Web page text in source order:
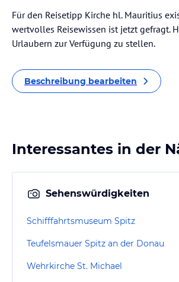
Für den Reisetipp Kirche hl. Mauritius
wertvolles Reisewissen ist jetzt gefragt.
Urlaubern zur Verfügung zu stellen.
Beschreibung bearbeiten
Interessantes in der
Sehenswürdigkeiten
Schifffahrtsmuseum Spitz
Teufelsmauer Spitz an der Donau
Wehrkirche St. Michael